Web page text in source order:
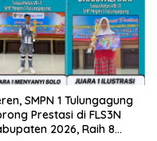
SMPN 1 Tulungagung
Prestasi di FLS3N
2026, Raih 8